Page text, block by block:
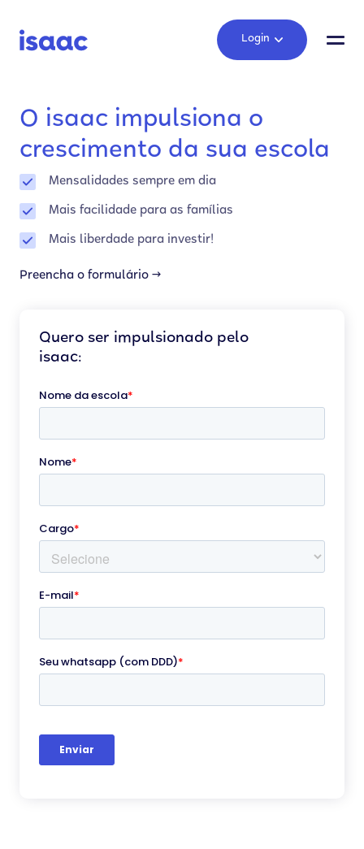
Login
O isaac impulsiona o
crescimento da sua escola
Mensalidades sempre em dia
Mais facilidade para as famílias
Mais liberdade para investir!
Preencha o formulário →
Quero ser impulsionado pelo
isaac: